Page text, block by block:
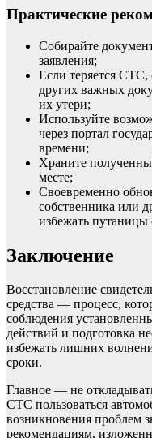
Практические
Собирайте
заявления;
Если теряется СТС,
других важных
их утери;
Используйте
через портал
времени;
Храните
месте;
Своевременно
собственника или
избежать путаницы
Заключение
Восстановление
средства — процесс,
соблюдения
действий и подготовка
избежать лишних
сроки.
Главное — не
СТС пользоваться
возникновения проблем
рекомендациям,